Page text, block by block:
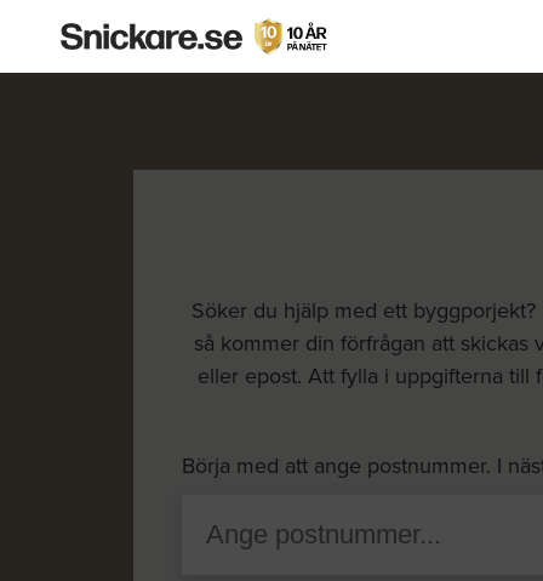
Söker du hjälp med ett
så kommer din förfrågan att
eller epost. Att fylla i uppgifterna till
Börja med att ange postnummer. I